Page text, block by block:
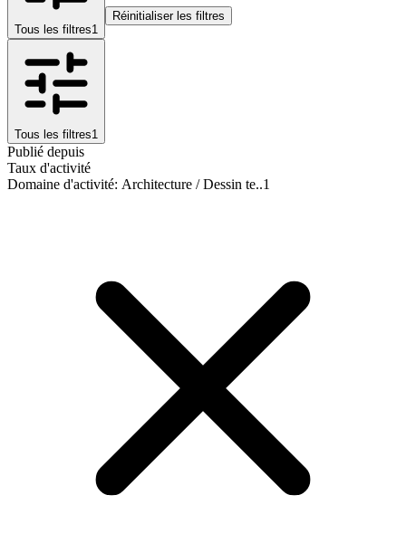
Tous les filtres1
Réinitialiser les filtres
Tous les filtres1
Publié depuis
Taux d'activité
Domaine d'activité: Architecture / Dessin te..1